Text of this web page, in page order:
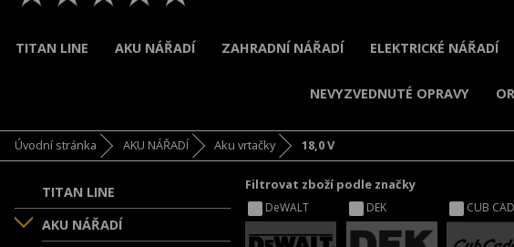
TITAN LINE AKU NÁŘADÍ ZAHRADNÍ NÁŘADÍ ELEKTRICKÉ NÁŘADÍ
NEVYZVEDNUTÉ OPRAVY
Úvodní stránka AKU NÁŘADÍ Aku vrtačky 18,0 V
TITAN LINE
AKU NÁŘADÍ
Filtrovat zboží podle značky
DeWALT DEK CUB